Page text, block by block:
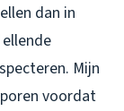
dan in
Mijn
voordat